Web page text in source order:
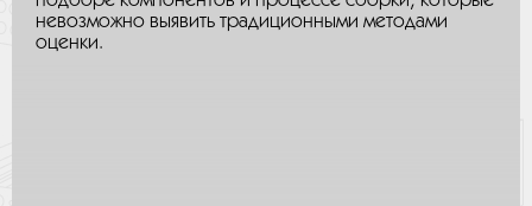
невозможно выявить традиционными методами
оценки.